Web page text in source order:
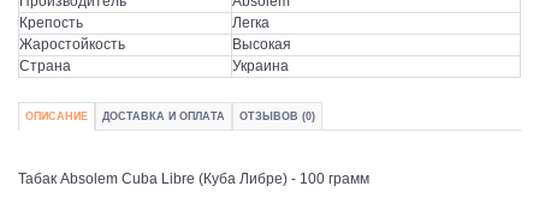
Крепость
Легка
Жаростойкость
Высокая
Страна
Украина
ОПИСАНИЕ ДОСТАВКА И ОПЛАТА ОТЗЫВОВ (0)
Табак Absolem Cuba Libre (Куба Либре) - 100 грамм